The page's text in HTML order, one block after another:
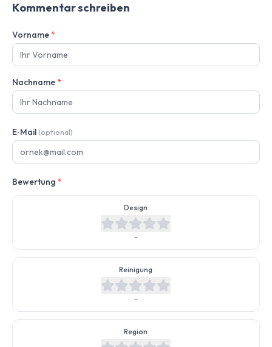
Kommentar schreiben
Vorname*
Nachname*
E‑Mail (optional)
Bewertung *
Design
-
Reinigung
-
Region